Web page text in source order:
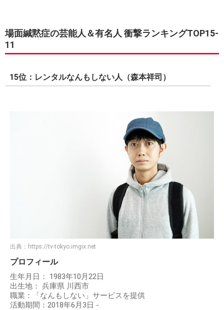
場面緘黙症の芸能人＆有名人 衝撃ランキングTOP15-
11
15位：レンタルなんもしない人（森本祥司）
出典： https://tv-tokyo.imgix.net
プロフィール
生年月日： 1983年10月22日
出生地： 兵庫県 川西市
職業：「なんもしない」サービスを提供
活動期間：2018年6月3日 -